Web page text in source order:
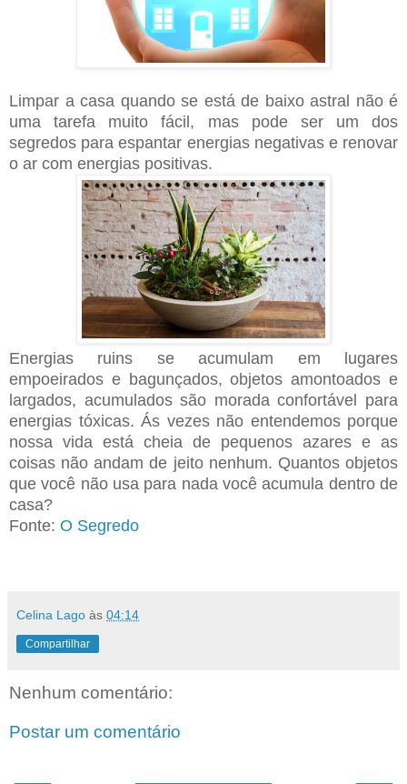
Limpar a casa quando se está de baixo astral não é
uma tarefa muito fácil, mas pode ser um dos
segredos para espantar energias negativas e renovar
o ar com energias positivas.
Energias ruins se acumulam em lugares
empoeirados e bagunçados, objetos amontoados e
largados, acumulados são morada confortável para
energias tóxicas. Ás vezes não entendemos porque
nossa vida está cheia de pequenos azares e as
coisas não andam de jeito nenhum. Quantos objetos
que você não usa para nada você acumula dentro de
casa?
Fonte: O Segredo
Celina Lago às 04:14
Compartilhar
Nenhum comentário:
Postar um comentário